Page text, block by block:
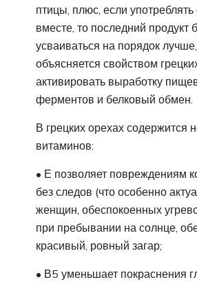
птицы, плюс, если
вместе, то последний продукт
усваиваться на порядок
объясняется свойством
активировать выработку
ферментов и белковый обмен.
В грецких орехах содержится
витаминов:
• Е позволяет повреждениям
без следов (что особенно
женщин, обеспокоенных
при пребывании на солнце,
красивый, ровный загар;
• В5 уменьшает покраснения